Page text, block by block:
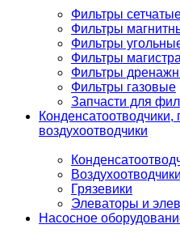
Фильтры
Фильтры
Фильтры
Фильтры
Фильтры
Фильтры газовые
Запчасти для
Конденсатоотводчики,
воздухоотводчики
Воздухоотводчики
Грязевики
Элеваторы и
Насосное